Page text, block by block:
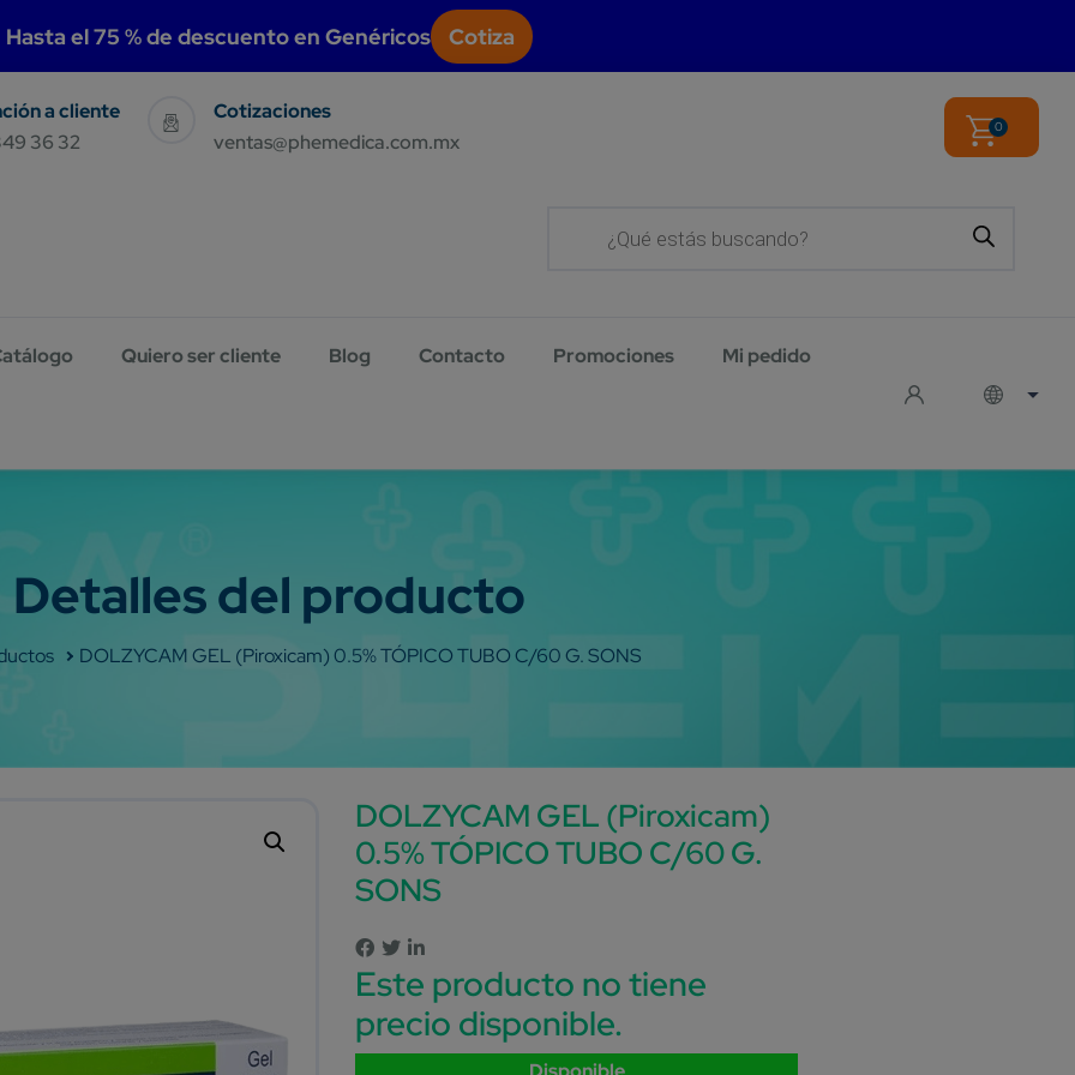
Hasta el 75 % de descuento en Genéricos Cotiza
& Support
36 32
Have Query E-Mail Us
ventas@phemedica.com.mx
0
Quiero ser cliente Blog Contacto Promociones Mi pedido
DOLZYCAM GEL (Piroxicam) 0.5% TÓPICO TUBO C/60 G. SONS
DOLZYCAM GEL (Piroxicam)
0.5% TÓPICO TUBO C/60 G.
SONS
Este producto no tiene
precio disponible.